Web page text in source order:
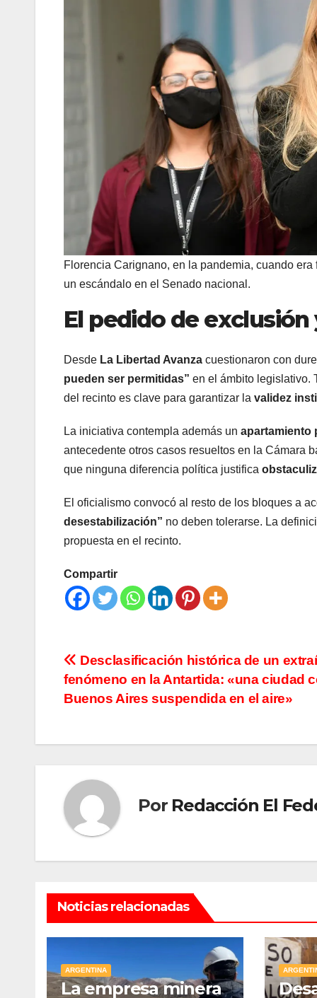
Florencia Carignano, en la pandemia, cuando
un escándalo en el Senado nacional.
El pedido de
Desde La Libertad Avanza cuestionaron con
pueden ser permitidas” en el ámbito legislativo.
del recinto es clave para garantizar la validez
La iniciativa contempla además un apartamiento
antecedente otros casos resueltos en la Cámara
que ninguna diferencia política justifica
El oficialismo convocó al resto de los bloques a
desestabilización” no deben tolerarse. La
propuesta en el recinto.
Compartir
Navegación
de
Desclasificación histórica de un
fenómeno en la Antartida: «una ciudad
Buenos Aires suspendida en el aire»
Por Redacción El
Noticias relacionadas
ARGENTINA
La empresa minera